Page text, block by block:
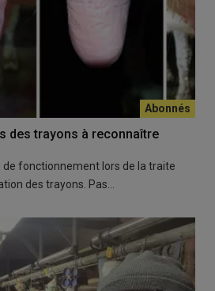
des trayons à reconnaître
de fonctionnement lors de la traite
des trayons. Pas…